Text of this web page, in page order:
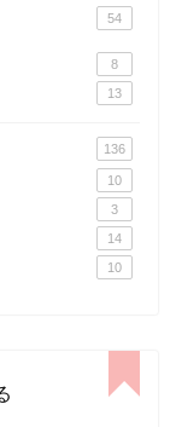
54
8
13
136
10
3
14
10